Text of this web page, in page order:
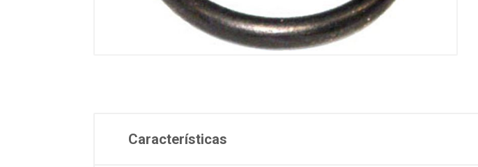
Características